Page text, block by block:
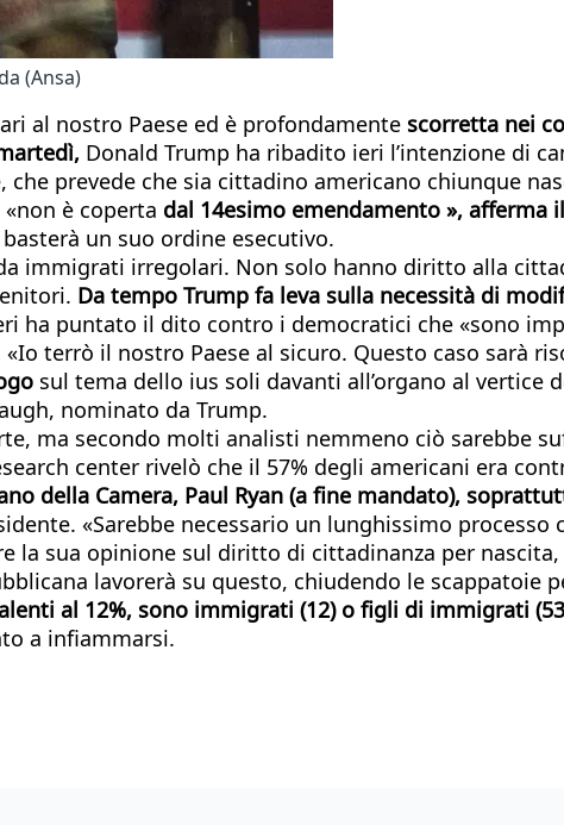
(Ansa)
al nostro Paese ed è profondamente scorretta nei
Donald Trump ha ribadito ieri l’intenzione di
prevede che sia cittadino americano chiunque
è coperta dal 14esimo emendamento », afferma
un suo ordine esecutivo.
immigrati irregolari. Non solo hanno diritto alla
Da tempo Trump fa leva sulla necessità di
ha puntato il dito contro i democratici che «sono
terrò il nostro Paese al sicuro. Questo caso sarà
sul tema dello ius soli davanti all’organo al vertice
nominato da Trump.
ma secondo molti analisti nemmeno ciò sarebbe
center rivelò che il 57% degli americani era
della Camera, Paul Ryan (a fine mandato),
«Sarebbe necessario un lunghissimo processo
la sua opinione sul diritto di cittadinanza per
lavorerà su questo, chiudendo le scappatoie
al 12%, sono immigrati (12) o figli di immigrati
a infiammarsi.